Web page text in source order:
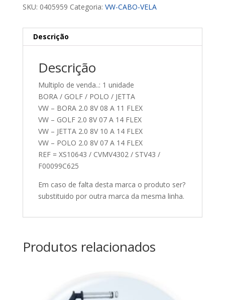
SKU: 0405959 Categoria: VW-CABO-VELA
Descrição
Descrição
Multiplo de venda..: 1 unidade
BORA / GOLF / POLO / JETTA
VW – BORA 2.0 8V 08 A 11 FLEX
VW – GOLF 2.0 8V 07 A 14 FLEX
VW – JETTA 2.0 8V 10 A 14 FLEX
VW – POLO 2.0 8V 07 A 14 FLEX
REF = XS10643 / CVMV4302 / STV43 /
F00099C625
Em caso de falta desta marca o produto ser?
substituido por outra marca da mesma linha.
Produtos relacionados